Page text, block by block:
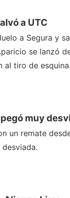
a UTC
a Segura y
se lanzó
al tiro de esquina.
muy
un remate